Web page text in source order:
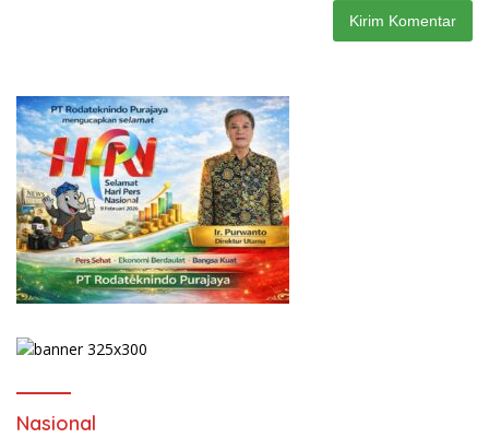
Nasional